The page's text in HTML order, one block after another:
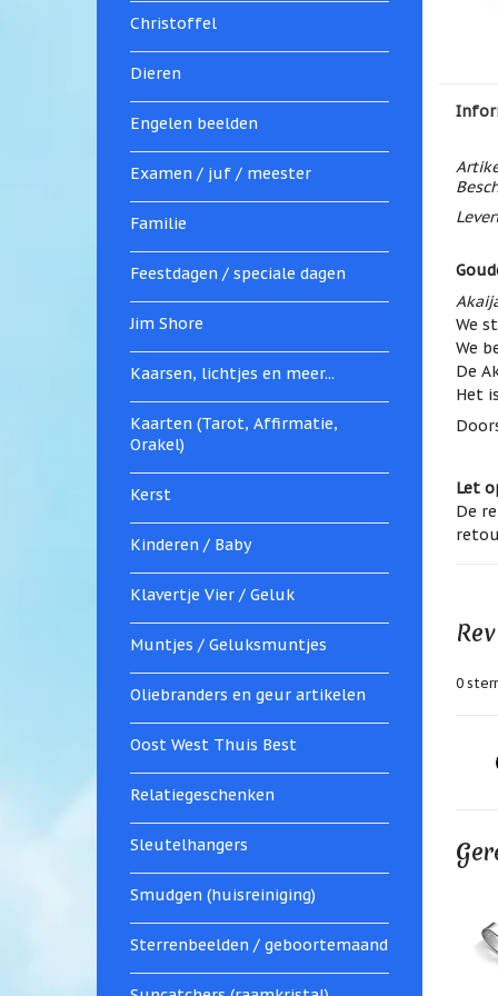
Christoffel
Dieren
Engelen beelden
Examen / juf / meester
Familie
Feestdagen / speciale dagen
Jim Shore
Kaarsen, lichtjes en meer...
Kaarten (Tarot, Affirmatie,
Orakel)
Kerst
Kinderen / Baby
Klavertje Vier / Geluk
Muntjes / Geluksmuntjes
Oliebranders en geur artikelen
Oost West Thuis Best
Relatiegeschenken
Sleutelhangers
Smudgen (huisreiniging)
Sterrenbeelden / geboortemaand
We
We
De
Het
Let
De
0